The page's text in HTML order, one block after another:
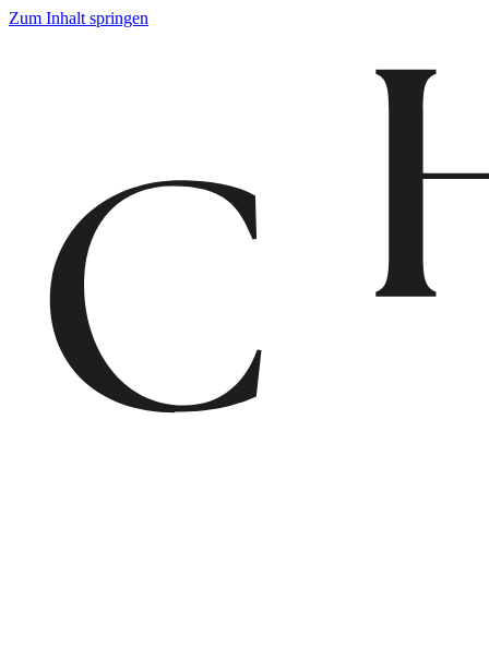
Zum Inhalt springen